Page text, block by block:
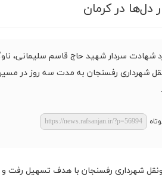
دل‌ها در کرمان
شهادت سردار شهید حاج قاسم سلیمانی،
شهرداری رفسنجان به مدت سه روز در
شهرداری رفسنجان با هدف تسهیل رفت و